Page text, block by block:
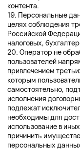
контента.
19. Персональные
целях соблюдения
Российской
налоговых,
20. Оператор не
пользователей
привлечением
которым
самостоятельно,
исполнения
подлежат
необходимы для
использование в
причинить
персональных